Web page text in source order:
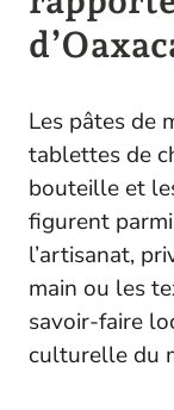
Les pâtes de
tablettes de
bouteille et
figurent
l’artisanat,
main ou les
savoir-faire
culturelle du